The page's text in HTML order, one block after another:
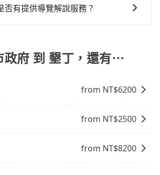
客的人來說就有不小的風險。最後，
。
認為他們非常專業且親切！讓他們的
否有提供導覽解說服務？
聯繫我們，將有專人協助回覆確
。
政府 到 墾丁，還有⋯
from NT$6200
from NT$2500
from NT$8200